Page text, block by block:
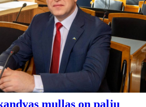
mullas on palju